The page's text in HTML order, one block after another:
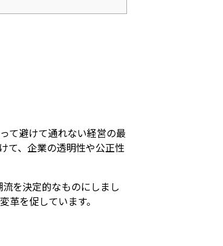
て避けて通れない経営の最
て、企業の透明性や公正性
を決定的なものにしまし
を促しています。